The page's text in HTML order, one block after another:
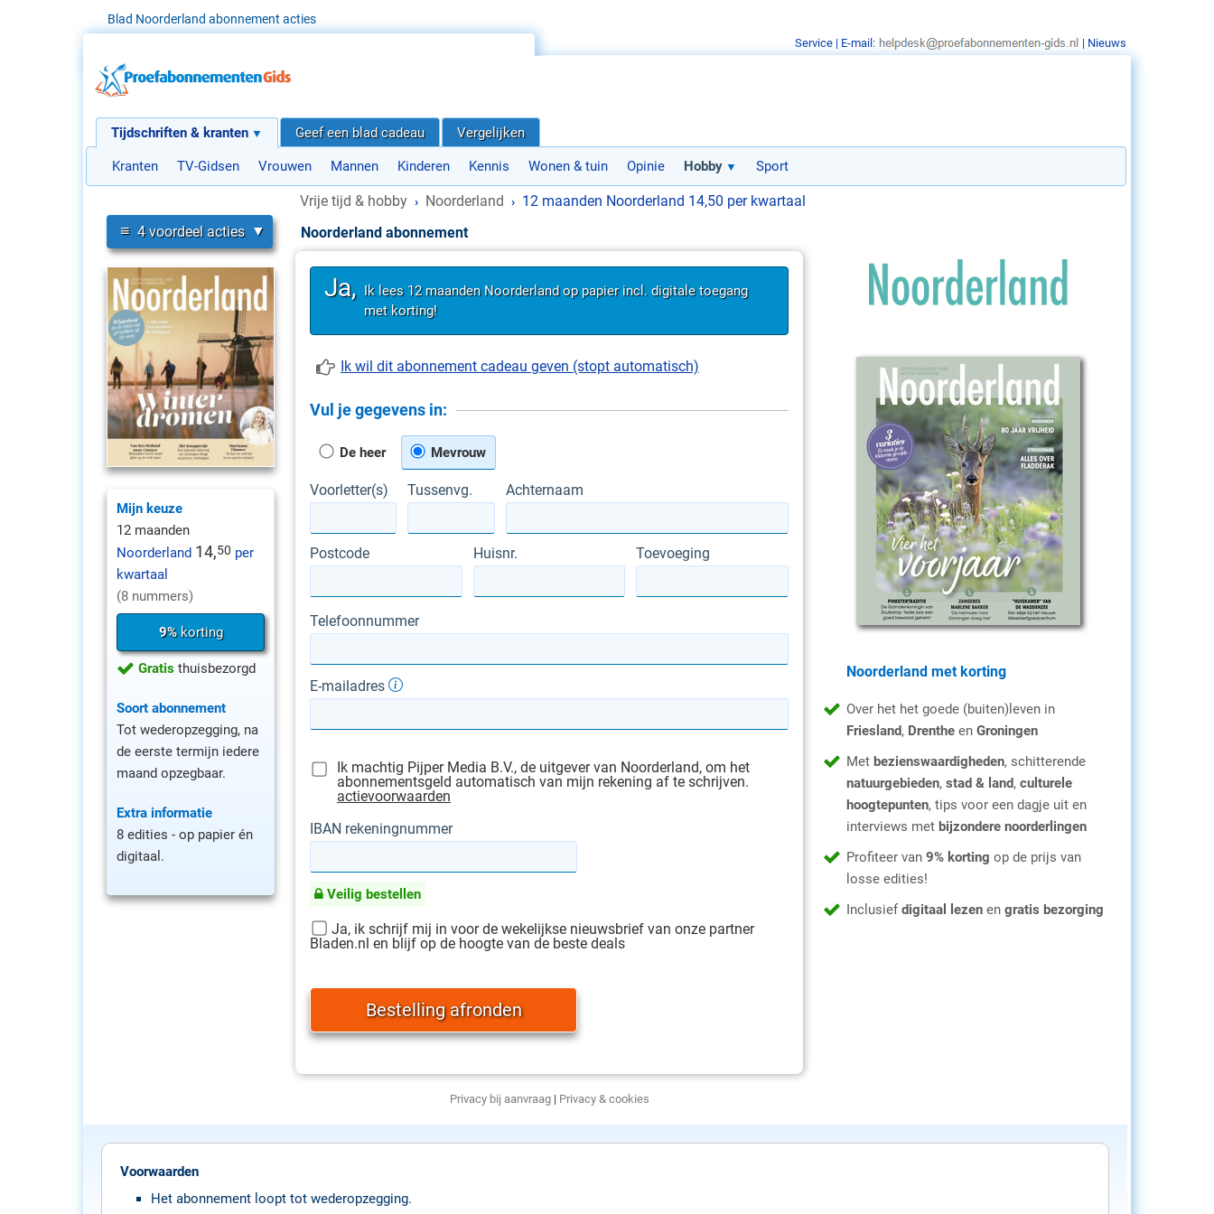
Blad Noorderland abonnement acties
Tijdschriften & kranten
Kranten TV-Gidsen Vrouwen Mannen Kinderen Kennis Wonen & tuin Opinie Hobby Sport
Geef een blad cadeau Vergelijken
Vrije tijd & hobby › Noorderland › 12 maanden Noorderland 14,50 per kwartaal
≡ 4 voordeel acties
Mijn keuze
12 maanden
Noorderland 14,50 per
kwartaal
(8 nummers)
9%korting
Gratis thuisbezorgd
Soort abonnement
Tot wederopzegging, na
de eerste termijn iedere
maand opzegbaar.
Extra informatie
8 edities - op papier én
digitaal.
Noorderland abonnement
Ja, Ik lees 12 maanden Noorderland op papier incl. digitale toegang
met korting!
Ik wil dit abonnement cadeau geven (stopt automatisch)
Vul je gegevens in:
De heer Mevrouw
Voorletter(s) Tussenvg. Achternaam
Postcode Huisnr. Toevoeging
Telefoonnummer
E-mailadres
Ik machtig Pijper Media B.V., de uitgever van Noorderland, om het
abonnementsgeld automatisch van mijn rekening af te schrijven.
actievoorwaarden
IBAN rekeningnummer
Veilig bestellen
Ja, ik schrijf mij in voor de wekelijkse nieuwsbrief van onze partner
Bladen.nl en blijf op de hoogte van de beste deals
Privacy bij aanvraag| Privacy & cookies
Noorderland met korting
Over het het goede (buiten)leven in
Friesland, Drenthe en Groningen
Met bezienswaardigheden, schitterende
natuurgebieden, stad & land, culturele
hoogtepunten, tips voor een dagje uit en
interviews met bijzondere noorderlingen
Profiteer van 9% korting op de prijs van
losse edities!
Inclusiefdigitaal lezen en gratis bezorging
Voorwaarden
Het abonnement loopt tot wederopzegging.
Service | E-mail: | Nieuws